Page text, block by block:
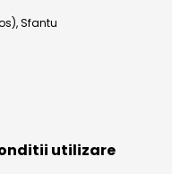
Sfantu
utilizare